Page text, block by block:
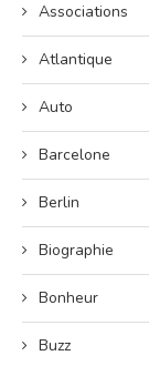
Associations
Atlantique
Auto
Barcelone
Berlin
Biographie
Bonheur
Buzz